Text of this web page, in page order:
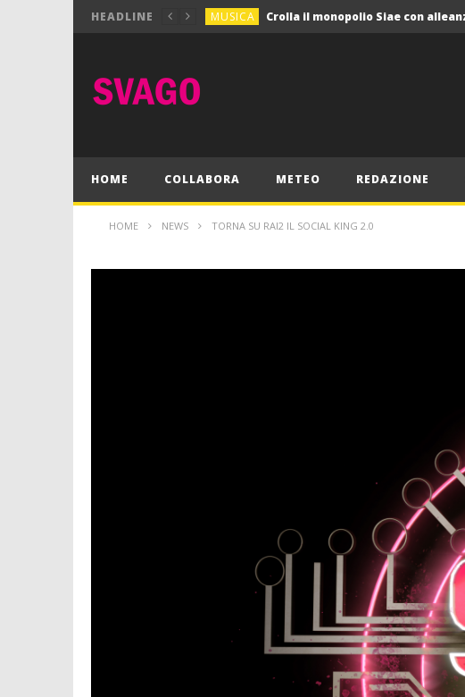
HEADLINE MUSICA
MUSICA
HOME COLLABORA METEO REDAZIONE
HOME NEWS TORNA SU RAI2 IL SOCIAL KING 2.0